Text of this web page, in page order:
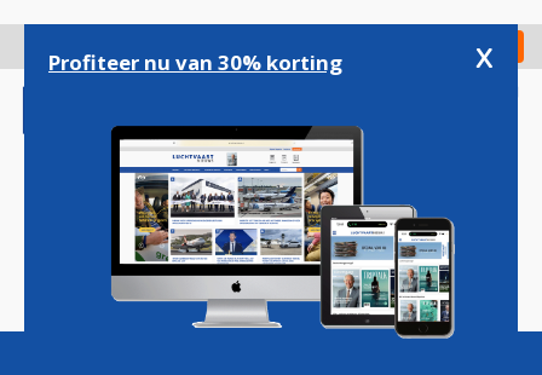
gaan
Check in
Magazine Podcasts Vacatures
Profiteer nu van 30% korting x